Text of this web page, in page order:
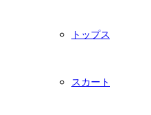
トップス
スカート